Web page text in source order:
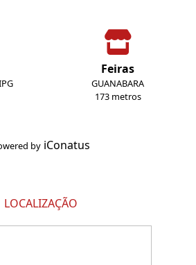
Feiras
GUANABARA
173 metros
by iConatus
LOCALIZAÇÃO